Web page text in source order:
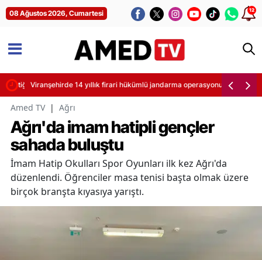
08 Ağustos 2026, Cumartesi 12
anlaşıldı
Viranşehirde 14 yıllık firari hükümlü jandarma operasyonuyla yakalandı
Amed TV | Ağrı
Ağrı'da imam hatipli gençler
sahada buluştu
İmam Hatip Okulları Spor Oyunları ilk kez Ağrı'da
düzenlendi. Öğrenciler masa tenisi başta olmak üzere
birçok branşta kıyasıya yarıştı.